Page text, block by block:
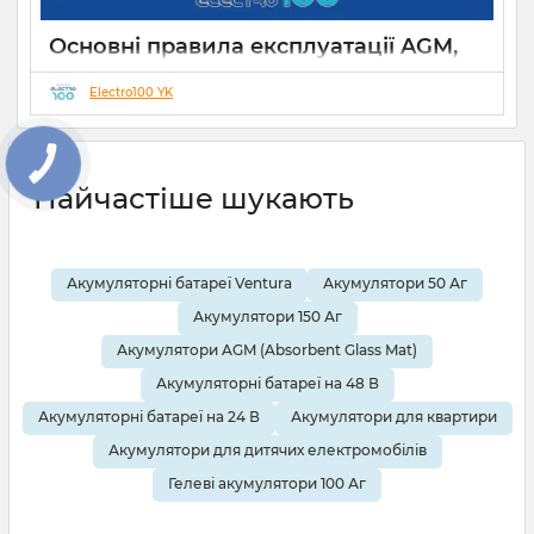
Основні правила експлуатації AGM,
GEL, LiFePO4 акумуляторів
Electro100 YK
Найчастіше шукають
Акумуляторні батареї Ventura
Акумулятори 50 Аг
Акумулятори 150 Аг
Акумулятори AGM (Absorbent Glass Mat)
Акумуляторні батареї на 48 В
Акумуляторні батареї на 24 В
Акумулятори для квартири
Акумулятори для дитячих електромобілів
Гелеві акумулятори 100 Аг
КНОПКА
ЗВ'ЯЗКУ